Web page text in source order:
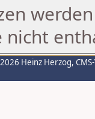
nicht
Heinz Herzog,